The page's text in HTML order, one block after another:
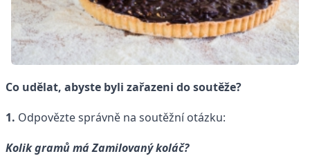
Co udělat, abyste byli zařazeni do soutěže?
1. Odpovězte správně na soutěžní otázku:
Kolik gramů má Zamilovaný koláč?